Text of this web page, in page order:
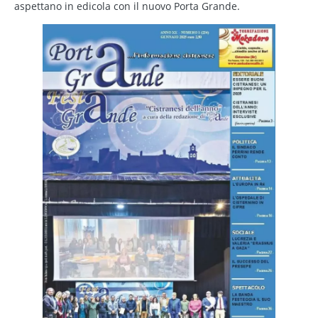
aspettano in edicola con il nuovo Porta Grande.